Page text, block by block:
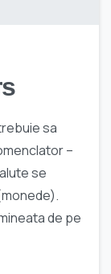
sa
–
se
de pe